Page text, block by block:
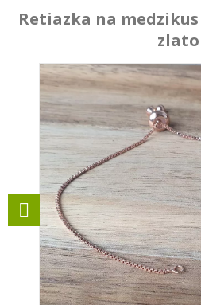
Retiazka na
zlato